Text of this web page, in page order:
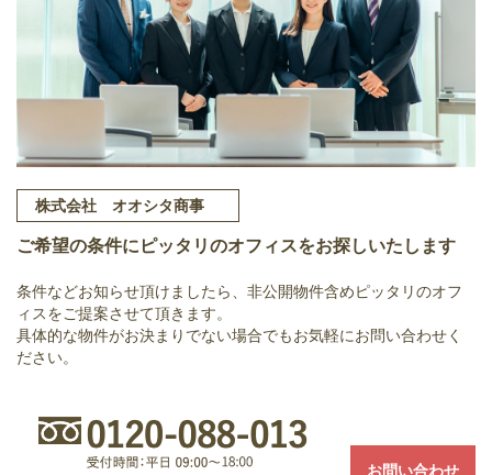
株式会社 オオシタ商事
ご希望の条件にピッタリのオフィスをお探しいたします
条件などお知らせ頂けましたら、非公開物件含めピッタリのオフ
ィスをご提案させて頂きます。
具体的な物件がお決まりでない場合でもお気軽にお問い合わせく
ださい。
お問い合わせ